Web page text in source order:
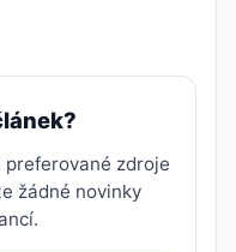
zdroje
žádné novinky